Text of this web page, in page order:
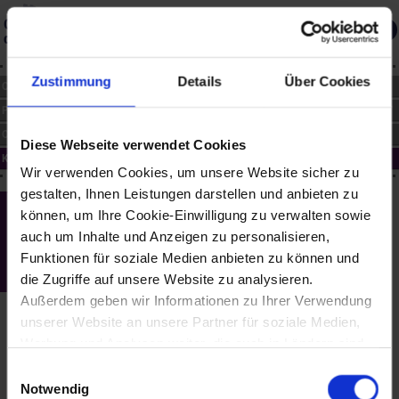
Zustimmung Details Über Cookies
Diese Webseite verwendet Cookies
Wir verwenden Cookies, um unsere Website sicher zu
gestalten, Ihnen Leistungen darstellen und anbieten zu
können, um Ihre Cookie-Einwilligung zu verwalten sowie
auch um Inhalte und Anzeigen zu personalisieren,
Funktionen für soziale Medien anbieten zu können und
die Zugriffe auf unsere Website zu analysieren.
Außerdem geben wir Informationen zu Ihrer Verwendung
unserer Website an unsere Partner für soziale Medien,
gegeben ist, und in denen Sie Ihre Rechte uU nicht
Notwendig
Gedächtnis
des Landes
Merkliste
CHRONIK
PERSONEN
KUNST
Mödling - "Dynamismus" - Fotoarbeiten
im Landeskrankenhaus Mödling
(1991 bis 1993)
Susanne Gamauf (*1960)
Die Künstlerin gestaltete die Cafeteria und den Windfang des
Cafes. In der Cafeteria wurde ein ca. 20 m langes Fries installiert,
im Windfang 1 x 1 m² bestehend aus SW-Fotografien auf
Namen Dynamismus, nach dem Duden "die Lehre vom Leben als